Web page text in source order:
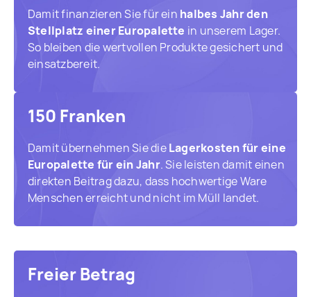
Damit finanzieren Sie für ein halbes Jahr den
Stellplatz einer Europalette in unserem Lager.
So bleiben die wertvollen Produkte gesichert und
einsatzbereit.
150 Franken
Damit übernehmen Sie dieLagerkosten für eine
Europalette für ein Jahr. Sie leisten damit einen
direkten Beitrag dazu, dass hochwertige Ware
Menschen erreicht und nicht im Müll landet.
Freier Betrag